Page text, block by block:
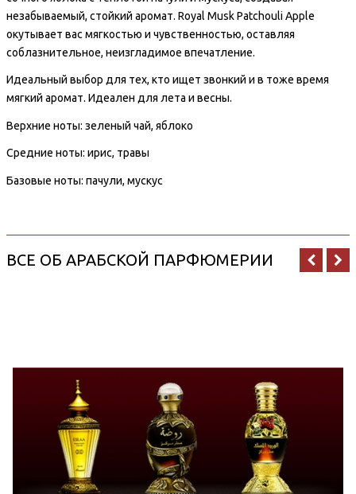
незабываемый, стойкий аромат. Royal Musk Patchouli Apple
окутывает вас мягкостью и чувственностью, оставляя
соблазнительное, неизгладимое впечатление.
Идеальный выбор для тех, кто ищет звонкий и в тоже время
мягкий аромат. Идеален для лета и весны.
Верхние ноты: зеленый чай, яблоко
Средние ноты: ирис, травы
Базовые ноты: пачули, мускус
ВСЕ ОБ АРАБСКОЙ ПАРФЮМЕРИИ